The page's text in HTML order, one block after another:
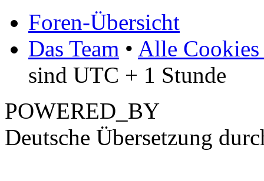
Foren-Übersicht
Das Team • Alle Cookies
sind UTC + 1 Stunde
POWERED_BY
Deutsche Übersetzung